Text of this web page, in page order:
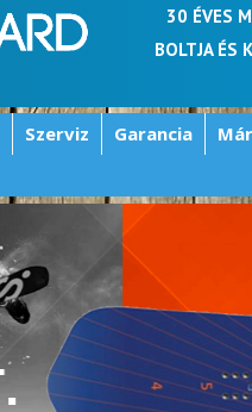
30 ÉVES
BOLTJA ÉS
Szerviz Garancia